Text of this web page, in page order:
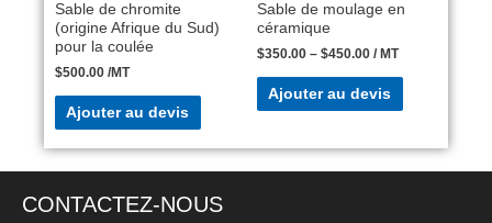
Sable de chromite
(origine Afrique du Sud)
pour la coulée
$500.00 /MT
Ajouter au devis
Sable de moulage en
céramique
$350.00 – $450.00 / MT
Ajouter au devis
CONTACTEZ-NOUS